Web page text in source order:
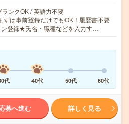
ンクOK / 英語力不要
は事前登録だけでもOK！履歴書不要
ン登録★氏名・職種などを入力す…
代 40代 50代 60代
募へ進む 詳しく見る